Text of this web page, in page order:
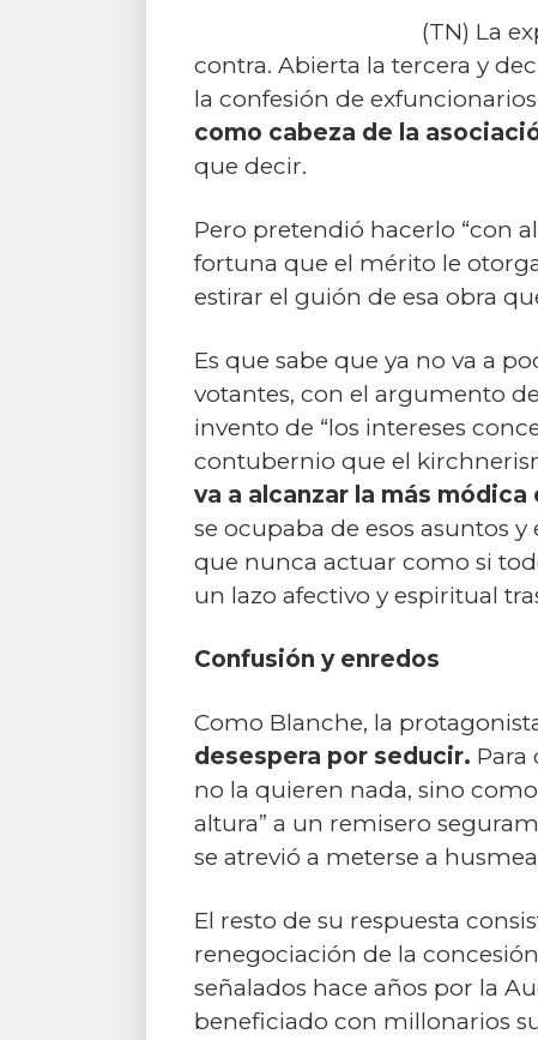
(TN) La
contra. Abierta la tercera y
la confesión de
como cabeza de la
que decir.
Pero pretendió hacerlo “con
fortuna que el mérito le
estirar el guión de esa obra
Es que sabe que ya no va a
votantes, con el argumento
invento de “los intereses
contubernio que el
va a alcanzar la más
se ocupaba de esos asuntos
que nunca actuar como si
un lazo afectivo y espiritual
Confusión y enredos
Como Blanche, la
desespera por seducir. Para
no la quieren nada, sino
altura” a un remisero
se atrevió a meterse a
El resto de su respuesta
renegociación de la
señalados hace años por la
beneficiado con millonarios